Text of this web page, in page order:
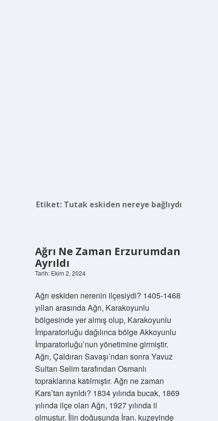
Etiket: Tutak eskiden nereye bağlıydı
Ağrı Ne Zaman Erzurumdan
Ayrıldı
Tarih: Ekim 2, 2024
Ağrı eskiden nerenin ilçesiydi? 1405-1468
yılları arasında Ağrı, Karakoyunlu
bölgesinde yer almış olup, Karakoyunlu
İmparatorluğu dağılınca bölge Akkoyunlu
İmparatorluğu’nun yönetimine girmiştir.
Ağrı, Çaldıran Savaşı’ndan sonra Yavuz
Sultan Selim tarafından Osmanlı
topraklarına katılmıştır. Ağrı ne zaman
Kars’tan ayrıldı? 1834 yılında bucak, 1869
yılında ilçe olan Ağrı, 1927 yılında il
olmuştur. İlin doğusunda İran, kuzeyinde